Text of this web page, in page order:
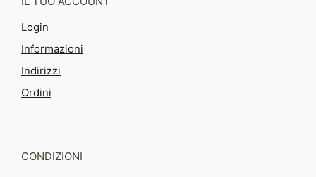
Login
Informazioni
Indirizzi
Ordini
CONDIZIONI